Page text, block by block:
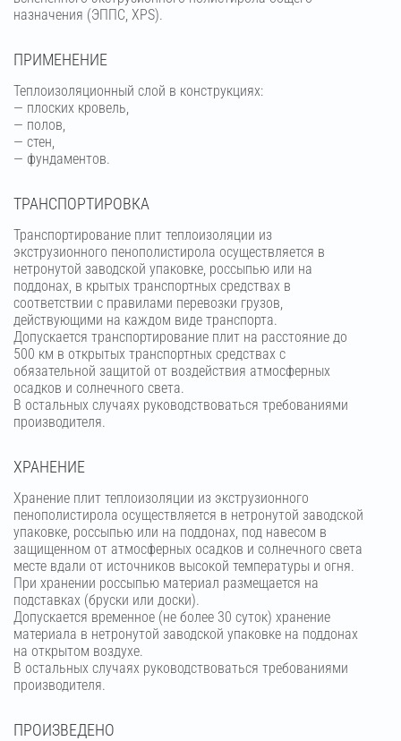
назначения (ЭППС, XPS).
ПРИМЕНЕНИЕ
Теплоизоляционный слой в конструкциях:
— плоских кровель,
— полов,
— стен,
— фундаментов.
ТРАНСПОРТИРОВКА
Транспортирование плит теплоизоляции из
экструзионного пенополистирола осуществляется в
нетронутой заводской упаковке, россыпью или на
поддонах, в крытых транспортных средствах в
соответствии с правилами перевозки грузов,
действующими на каждом виде транспорта.
Допускается транспортирование плит на расстояние до
500 км в открытых транспортных средствах с
обязательной защитой от воздействия атмосферных
осадков и солнечного света.
В остальных случаях руководствоваться требованиями
производителя.
ХРАНЕНИЕ
Хранение плит теплоизоляции из экструзионного
пенополистирола осуществляется в нетронутой заводской
упаковке, россыпью или на поддонах, под навесом в
защищенном от атмосферных осадков и солнечного света
месте вдали от источников высокой температуры и огня.
При хранении россыпью материал размещается на
подставках (бруски или доски).
Допускается временное (не более 30 суток) хранение
материала в нетронутой заводской упаковке на поддонах
на открытом воздухе.
В остальных случаях руководствоваться требованиями
производителя.
ПРОИЗВЕДЕНО